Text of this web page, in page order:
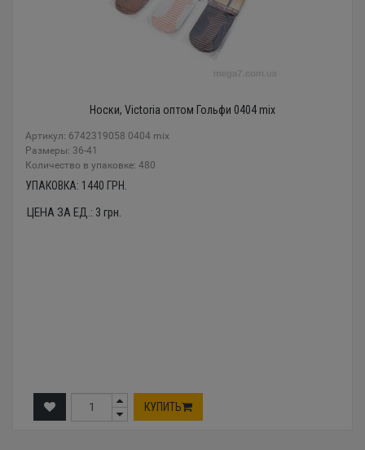
Носки, Victoria оптом Гольфи 0404 mix
Артикул: 6742319058 0404 mix
Размеры: 36-41
Количество в упаковке: 480
УПАКОВКА: 1440 ГРН.
ЦЕНА ЗА ЕД.: 3 грн.
КУПИТЬ